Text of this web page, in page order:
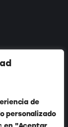
de
personalizado